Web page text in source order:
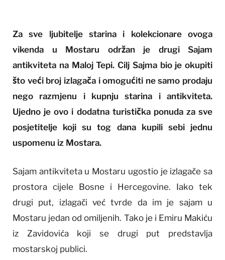
Za sve ljubitelje starina i kolekcionare ovoga
vikenda u Mostaru održan je drugi Sajam
antikviteta na Maloj Tepi. Cilj Sajma bio je okupiti
što veći broj izlagača i omogućiti ne samo prodaju
nego razmjenu i kupnju starina i antikviteta.
Ujedno je ovo i dodatna turistička ponuda za sve
posjetitelje koji su tog dana kupili sebi jednu
uspomenu iz Mostara.
Sajam antikviteta u Mostaru ugostio je izlagače sa
prostora cijele Bosne i Hercegovine. Iako tek
drugi put, izlagači već tvrde da im je sajam u
Mostaru jedan od omiljenih. Tako je i Emiru Makiću
iz Zavidovića koji se drugi put predstavlja
mostarskoj publici.